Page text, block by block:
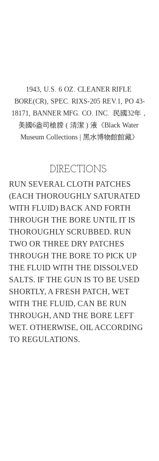
1943, U.S. 6 OZ. CLEANER RIFLE
BORE(CR), SPEC. RIXS-205 REV.1, PO 43-
18171, BANNER MFG. CO. INC.  民國32年，
美國6盎司槍膛 ( 清潔 ) 液《Black Water
Museum Collections | 黑水博物館館藏》
DIRECTIONS
RUN SEVERAL CLOTH PATCHES
(EACH THOROUGHLY SATURATED
WITH FLUID) BACK AND FORTH
THROUGH THE BORE UNTIL IT IS
THOROUGHLY SCRUBBED. RUN
TWO OR THREE DRY PATCHES
THROUGH THE BORE TO PICK UP
THE FLUID WITH THE DISSOLVED
SALTS. IF THE GUN IS TO BE USED
SHORTLY, A FRESH PATCH, WET
WITH THE FLUID, CAN BE RUN
THROUGH, AND THE BORE LEFT
WET. OTHERWISE, OIL ACCORDING
TO REGULATIONS.